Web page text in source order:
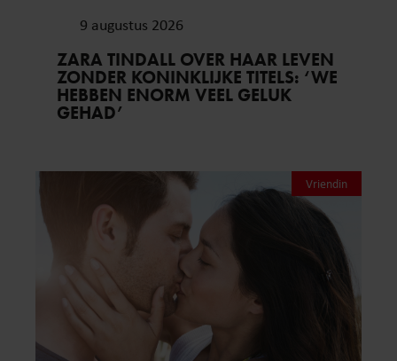
9 augustus 2026
ZARA TINDALL OVER HAAR LEVEN
ZONDER KONINKLIJKE TITELS: ‘WE
HEBBEN ENORM VEEL GELUK
GEHAD’
Vriendin